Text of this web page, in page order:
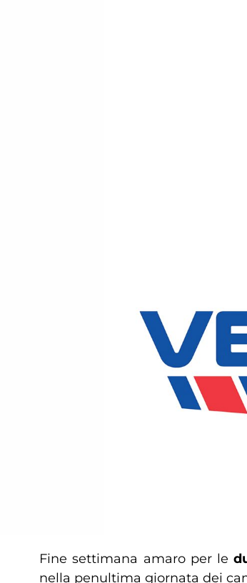
Fine settimana amaro per le
nella penultima giornata dei